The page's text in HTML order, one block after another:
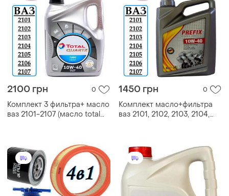
2100 грн 0
Комплект 3 фильтра+ масло
ваз 2101-2107 (масло total
1450 грн 0
Комплект масло+фильтра
ваз 2101, 2102, 2103, 2104,